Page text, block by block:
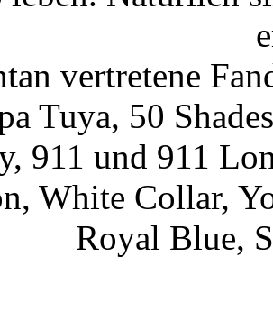
vertretene
Tuya, 50
911 und 911
White Collar,
Royal Blue,